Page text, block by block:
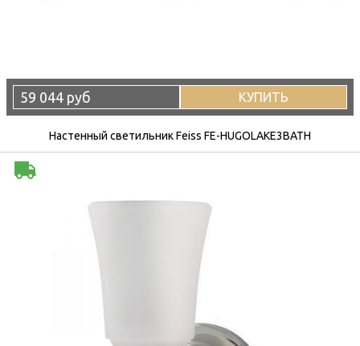
59 044 руб КУПИТЬ
Настенный светильник Feiss FE-HUGOLAKE3BATH